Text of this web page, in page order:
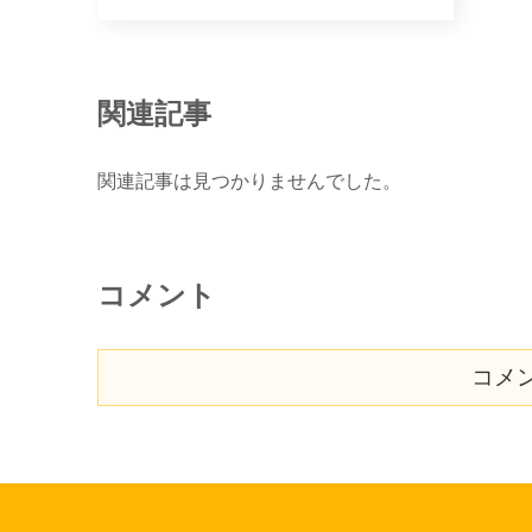
関連記事
関連記事は見つかりませんでした。
コメント
コメ